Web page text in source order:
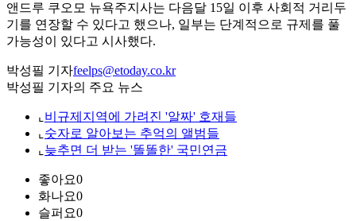
앤드루 쿠오모 뉴욕주지사는 다음달 15일 이후 사회적 거리두
기를 연장할 수 있다고 했으나, 일부는 단계적으로 규제를 풀
가능성이 있다고 시사했다.
박성필 기자feelps@etoday.co.kr
박성필 기자의 주요 뉴스
⌞ 비규제지역에 가려진 '알짜' 호재들
⌞ 숫자로 알아보는 추억의 앨범들
⌞ 늦추면 더 받는 '똘똘한' 국민연금
좋아요0
화나요0
슬퍼요0